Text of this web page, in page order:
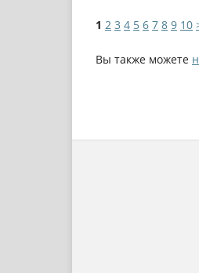
1 2 3 4 5 6 7 8 9 10
Вы также можете